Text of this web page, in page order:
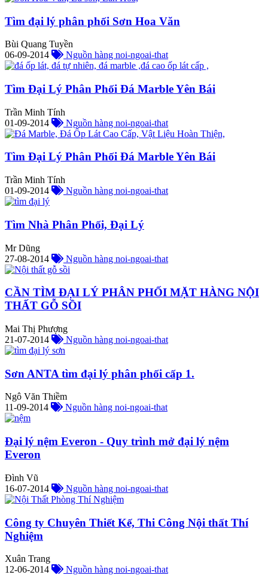
Tìm đại lý phân phối Sơn Hoa Văn
Bùi Quang Tuyền
06-09-2014
Nguồn hàng noi-ngoai-that
Tìm Đại Lý Phân Phối Đá Marble Yên Bái
Trần Minh Tính
01-09-2014
Nguồn hàng noi-ngoai-that
Tìm Đại Lý Phân Phối Đá Marble Yên Bái
Trần Minh Tính
01-09-2014
Nguồn hàng noi-ngoai-that
Tìm Nhà Phân Phối, Đại Lý
Mr Dũng
27-08-2014
Nguồn hàng noi-ngoai-that
CẦN TÌM ĐẠI LÝ PHÂN PHỐI MẶT HÀNG NỘI
THẤT GỖ SỒI
Mai Thị Phượng
21-07-2014
Nguồn hàng noi-ngoai-that
Sơn ANTA tìm đại lý phân phối cấp 1.
Ngô Văn Thiềm
11-09-2014
Nguồn hàng noi-ngoai-that
Đại lý nệm Everon - Quy trình mở đại lý nệm
Everon
Đình Vũ
16-07-2014
Nguồn hàng noi-ngoai-that
Công ty Chuyên Thiết Kế, Thi Công Nội thất Thí
Nghiệm
Xuân Trang
12-06-2014
Nguồn hàng noi-ngoai-that